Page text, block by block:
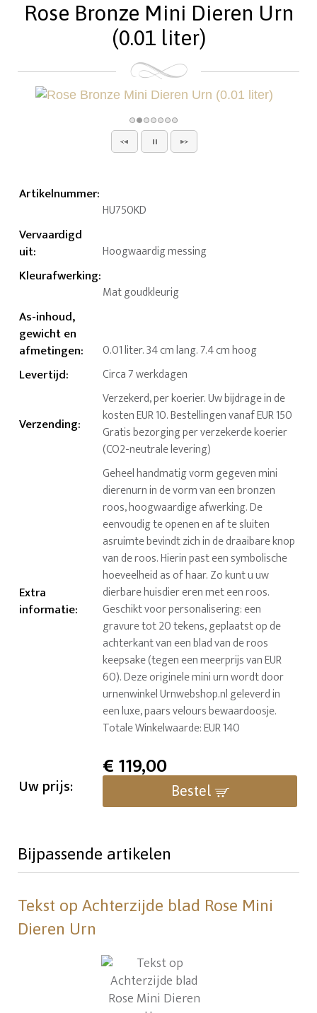
Rose Bronze Mini Dieren Urn
(0.01 liter)
Artikelnummer:
HU750KD
Vervaardigd
uit: Hoogwaardig messing
Kleurafwerking:
Mat goudkleurig
As-inhoud,
gewicht en
afmetingen: 0.01 liter. 34 cm lang. 7.4 cm hoog
Levertijd: Circa 7 werkdagen
Verzending:
Verzekerd, per koerier. Uw bijdrage in de
kosten EUR 10. Bestellingen vanaf EUR 150
Gratis bezorging per verzekerde koerier
(CO2-neutrale levering)
Extra
informatie:
Geheel handmatig vorm gegeven mini
dierenurn in de vorm van een bronzen
roos, hoogwaardige afwerking. De
eenvoudig te openen en af te sluiten
asruimte bevindt zich in de draaibare knop
van de roos. Hierin past een symbolische
hoeveelheid as of haar. Zo kunt u uw
dierbare huisdier eren met een roos.
Geschikt voor personalisering: een
gravure tot 20 tekens, geplaatst op de
achterkant van een blad van de roos
keepsake (tegen een meerprijs van EUR
60). Deze originele mini urn wordt door
urnenwinkel Urnwebshop.nl geleverd in
een luxe, paars velours bewaardoosje.
Totale Winkelwaarde: EUR 140
Uw prijs:
€119,00
Bestel
Bijpassende artikelen
Tekst op Achterzijde blad Rose Mini
Dieren Urn